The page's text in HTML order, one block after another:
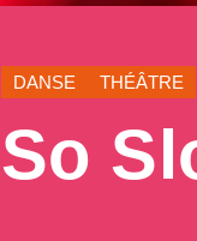
DANSE THÉÂTRE
So